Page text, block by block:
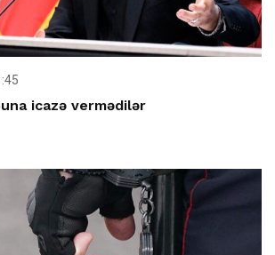
icazə vermədilər